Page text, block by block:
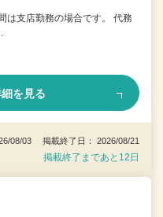
支店勤務の場合です。 代務
を見る
08/03 掲載終了日： 2026/08/21
掲載終了まであと12日